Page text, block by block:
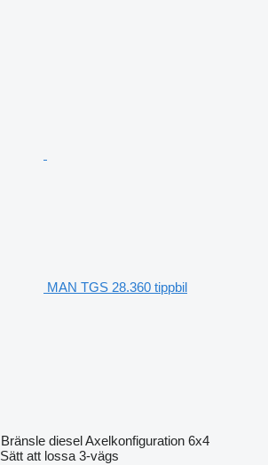
MAN TGS 28.360 tippbil
Bränsle dieselAxelkonfiguration 6x4
Sätt att lossa 3-vägs